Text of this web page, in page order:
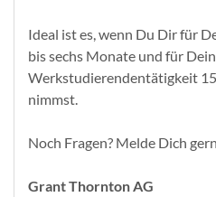
Ideal ist es, wenn Du Dir für
bis sechs Monate und für
Werkstudierendentätigkeit
nimmst.
Noch Fragen? Melde Dich
Grant Thornton AG